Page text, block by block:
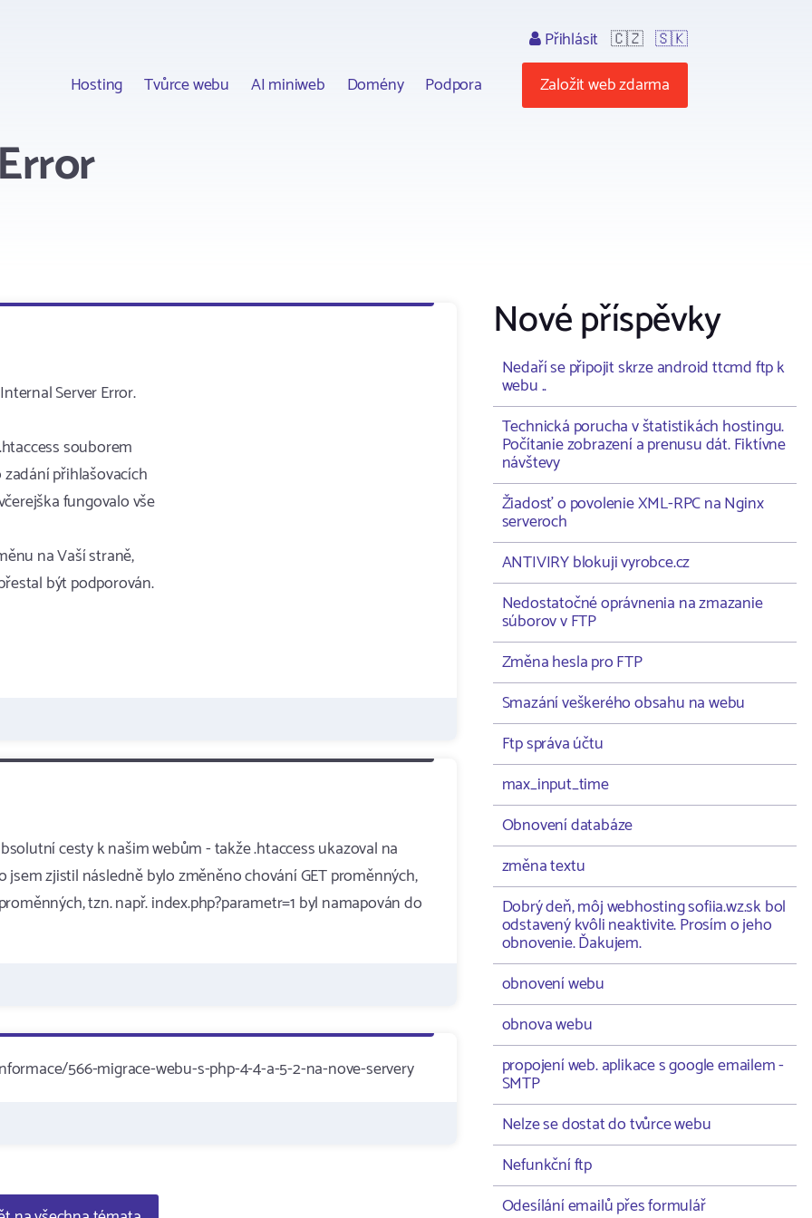
Hosting Tvůrce webu AI miniweb Domény Podpora
Přihlásit 🇨🇿 🇸🇰
Založit web zdarma
Server Error.
souborem
přihlašovacích
fungovalo vše
na Vaší straně,
být podporován.
cesty k našim webům - takže .htaccess ukazoval na
zjistil následně bylo změněno chování GET proměnných,
tzn. např. index.php?parametr=1 byl namapován do
566-migrace-webu-s-php-4-4-a-5-2-na-nove-servery
Nové příspěvky
Nedaří se připojit skrze android ttcmd ftp k
webu ..
Technická porucha v štatistikách hostingu.
Počítanie zobrazení a prenusu dát. Fiktívne
návštevy
Žiadosť o povolenie XML-RPC na Nginx
serveroch
ANTIVIRY blokuji vyrobce.cz
Nedostatočné oprávnenia na zmazanie
súborov v FTP
Změna hesla pro FTP
Smazání veškerého obsahu na webu
Ftp správa účtu
max_input_time
Obnovení databáze
změna textu
Dobrý deň, môj webhosting sofiia.wz.sk bol
odstavený kvôli neaktivite. Prosím o jeho
obnovenie. Ďakujem.
obnovení webu
obnova webu
propojení web. aplikace s google emailem -
SMTP
Nelze se dostat do tvůrce webu
Nefunkční ftp
Odesílání emailů přes formulář